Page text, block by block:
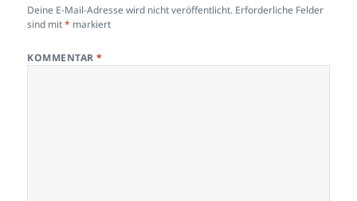
Deine E-Mail-Adresse wird nicht veröffentlicht. Erforderliche Felder
sind mit* markiert
KOMMENTAR*